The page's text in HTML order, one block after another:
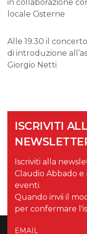
in collaborazione
locale Cisterne
Alle 19.30 il
di introduzione
Giorgio Netti
ISCRIVITI
Iscriviti alla
Claudio Abbado e
eventi.
Quando invii il
per confermare
EMAIL